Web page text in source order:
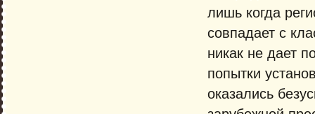
лишь когда
совпадает с
никак не дает
попытки
оказались